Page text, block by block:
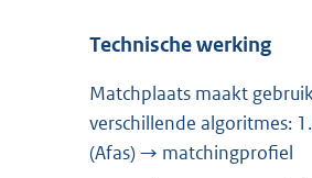
Technische werking
Matchplaats maakt
verschillende algoritmes:
(Afas) → matchingprofiel